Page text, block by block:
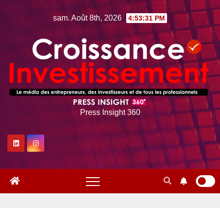
sam. Août 8th, 2026 4:53:32 PM
Press Insight 360